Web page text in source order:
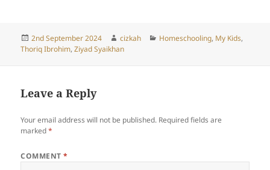
Posted
on
2nd September 2024 Author
cizkah Categories
Homeschooling, My Kids,
Thoriq Ibrohim,Ziyad Syaikhan
Leave a Reply
Your email address will not be published. Required fields are
marked*
COMMENT*